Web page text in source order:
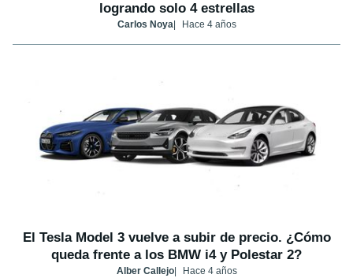
logrando solo 4 estrellas
Carlos Noya Hace 4 años
El Tesla Model 3 vuelve a subir de precio. ¿Cómo
queda frente a los BMW i4 y Polestar 2?
Alber Callejo Hace 4 años